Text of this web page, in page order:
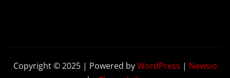
Copyright © 2025 | Powered byWordPress | Newsio